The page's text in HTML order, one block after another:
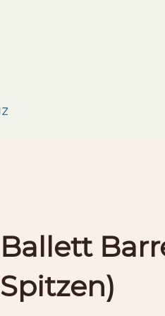
Ballett
Spitzen)